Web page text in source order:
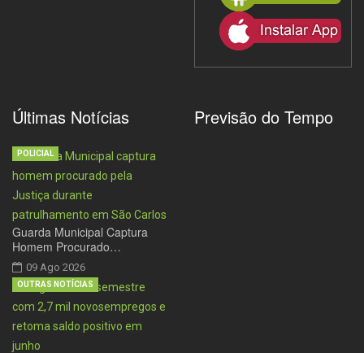
Últimas Notícias
Guarda Municipal Captura
Homem Procurado…
09 Ago 2026
POLICIAL
OUTRAS NOTÍCIAS
Previsão do Tempo